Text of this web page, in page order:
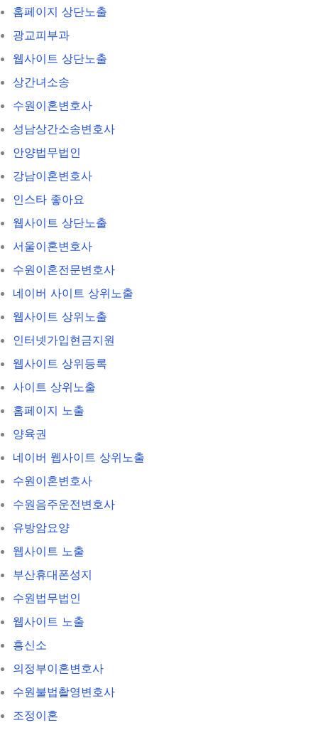
홈페이지 상단노출
광교피부과
웹사이트 상단노출
상간녀소송
수원이혼변호사
성남상간소송변호사
안양법무법인
강남이혼변호사
인스타 좋아요
웹사이트 상단노출
서울이혼변호사
수원이혼전문변호사
네이버 사이트 상위노출
웹사이트 상위노출
인터넷가입현금지원
웹사이트 상위등록
사이트 상위노출
홈페이지 노출
양육권
네이버 웹사이트 상위노출
수원이혼변호사
수원음주운전변호사
유방암요양
웹사이트 노출
부산휴대폰성지
수원법무법인
웹사이트 노출
흥신소
의정부이혼변호사
수원불법촬영변호사
조정이혼